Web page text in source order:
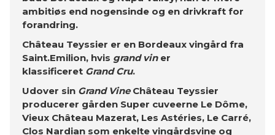
ambitiøs end nogensinde og en drivkraft for
forandring.
Château Teyssier er en Bordeaux vingård fra
Saint.Emilion, hvis grand viner
klassificeret Grand Cru.
Udover sin Grand VineChâteau Teyssier
producerer gården Super cuveerne Le Dôme,
Vieux Château Mazerat, Les Astéries, Le Carré,
Clos Nardian som enkelte vingårdsvine og